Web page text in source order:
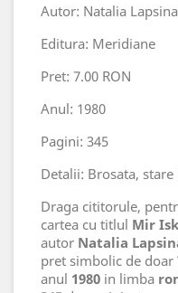
Autor: Natalia Lapsina
Editura: Meridiane
Pret: 7.00 RON
Anul: 1980
Pagini: 345
Detalii: Brosata, stare
Draga cititorule,
cartea cu titlul Mir
autor Natalia
pret simbolic de doar
anul 1980 in limba